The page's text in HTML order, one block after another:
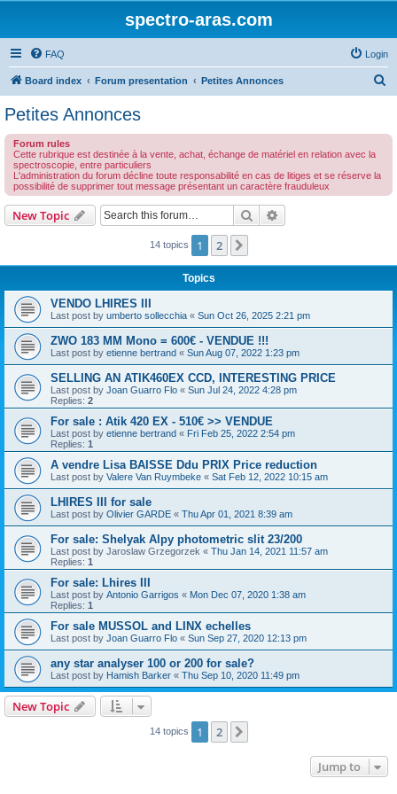
spectro-aras.com
FAQ Login
Board index Forum presentation Petites Annonces
Petites Annonces
Forum rules
Cette rubrique est destinée à la vente, achat, échange de matériel en relation avec la
spectroscopie, entre particuliers
L'administration du forum décline toute responsabilité en cas de litiges et se réserve la
possibilité de supprimer tout message présentant un caractère frauduleux
New Topic Search
14 topics 1 2
Topics
VENDO LHIRES III
Last post by umberto sollecchia « Sun Oct 26, 2025 2:21 pm
ZWO 183 MM Mono = 600€ - VENDUE !!!
Last post by etienne bertrand « Sun Aug 07, 2022 1:23 pm
SELLING AN ATIK460EX CCD, INTERESTING PRICE
Last post by Joan Guarro Flo « Sun Jul 24, 2022 4:28 pm
Replies: 2
For sale : Atik 420 EX - 510€ >> VENDUE
Last post by etienne bertrand « Fri Feb 25, 2022 2:54 pm
Replies: 1
A vendre Lisa BAISSE Ddu PRIX Price reduction
Last post by Valere Van Ruymbeke « Sat Feb 12, 2022 10:15 am
LHIRES III for sale
Last post by Olivier GARDE « Thu Apr 01, 2021 8:39 am
For sale: Shelyak Alpy photometric slit 23/200
Last post by Jaroslaw Grzegorzek « Thu Jan 14, 2021 11:57 am
Replies: 1
For sale: Lhires III
Last post by Antonio Garrigos « Mon Dec 07, 2020 1:38 am
Replies: 1
For sale MUSSOL and LINX echelles
Last post by Joan Guarro Flo « Sun Sep 27, 2020 12:13 pm
any star analyser 100 or 200 for sale?
Last post by Hamish Barker « Thu Sep 10, 2020 11:49 pm
New Topic
14 topics 1 2
Jump to